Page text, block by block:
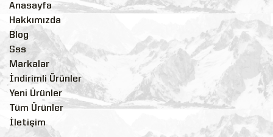
Anasayfa
Hakkımızda
Blog
Sss
Markalar
İndirimli Ürünler
Yeni Ürünler
Tüm Ürünler
İletişim